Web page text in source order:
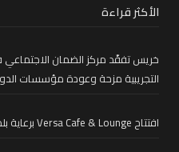
الأكثر قراءة
خريس تفقّد مركز الضمان
التجريبية مزحة وعودة مؤسسات
افتتاح Versa Cafe & Lounge برعاية بلدية صور